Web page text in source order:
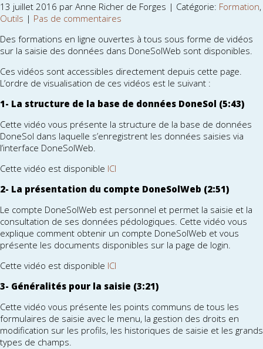
13 juillet 2016 par Anne Richer de Forges | Catégorie: Formation,
Outils | Pas de commentaires
Des formations en ligne ouvertes à tous sous forme de vidéos
sur la saisie des données dans DoneSolWeb sont disponibles.
Ces vidéos sont accessibles directement depuis cette page.
L’ordre de visualisation de ces vidéos est le suivant :
1- La structure de la base de données DoneSol (5:43)
Cette vidéo vous présente la structure de la base de données
DoneSol dans laquelle s’enregistrent les données saisies via
l’interface DoneSolWeb.
Cette vidéo est disponible ICI
2- La présentation du compte DoneSolWeb (2:51)
Le compte DoneSolWeb est personnel et permet la saisie et la
consultation de ses données pédologiques. Cette vidéo vous
explique comment obtenir un compte DoneSolWeb et vous
présente les documents disponibles sur la page de login.
Cette vidéo est disponible ICI
3- Généralités pour la saisie (3:21)
Cette vidéo vous présente les points communs de tous les
formulaires de saisie avec le menu, la gestion des droits en
modification sur les profils, les historiques de saisie et les grands
types de champs.